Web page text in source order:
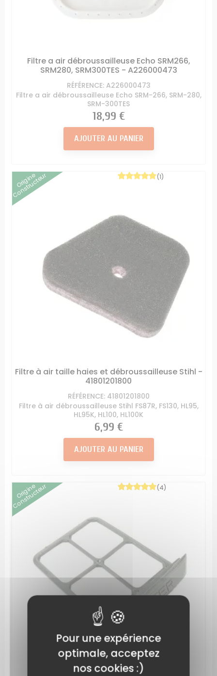
Filtre a air débroussailleuse Echo SRM266,
SRM280, SRM300TES - A226000473
RÉFÉRENCE: A226000473
Filtre a air débroussailleuse Echo SRM-266, SRM-280,
SRM-300TES
Prix
18,99 €
AJOUTER AU PANIER
Origine
Constructeur
Filtre à air taille haies et débroussailleuse Stihl -
41801201800
RÉFÉRENCE: 41801201800
Filtre à air débroussailleuse Stihl FS87R, FS130, HL95,
HL95K, HL100, HL100K
(1)
Prix
6,99 €
AJOUTER AU PANIER
Origine
Constructeur (4)
Pour une expérience
optimale, acceptez
nos cookies :)